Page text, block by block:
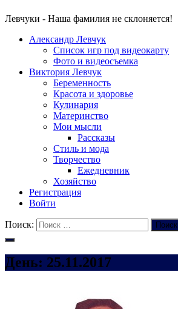
Левчуки - Наша фамилия не склоняется!
Александр Левчук
Список игр под видеокарту
Фото и видеосъемка
Виктория Левчук
Беременность
Красота и здоровье
Кулинария
Материнство
Мои мысли
Рассказы
Стиль и мода
Творчество
Ежедневник
Хозяйство
Регистрация
Войти
Поиск: Поиск
День: 25.11.2017